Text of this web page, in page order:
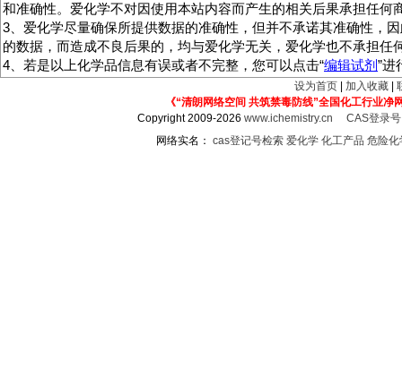
和准确性。爱化学不对因使用本站内容而产生的相关后果承担任何
3、爱化学尽量确保所提供数据的准确性，但并不承诺其准确性，
的数据，而造成不良后果的，均与爱化学无关，爱化学也不承担任
4、若是以上化学品信息有误或者不完整，您可以点击“编辑试剂”进
设为首页 加入收藏
《“清朗网络空间 共筑禁毒防线”全国化工行业净
Copyright 2009-2026www.ichemistry.cn
CAS登录
网络实名： cas登记号检索 爱化学 化工产品 危险化